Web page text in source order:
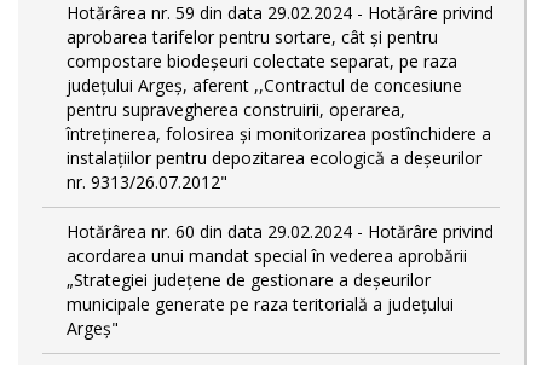
Hotărârea nr. 59 din data 29.02.2024 - Hotărâre privind
aprobarea tarifelor pentru sortare, cât și pentru
compostare biodeșeuri colectate separat, pe raza
județului Argeș, aferent ,,Contractul de concesiune
pentru supravegherea construirii, operarea,
întreținerea, folosirea și monitorizarea postînchidere a
instalațiilor pentru depozitarea ecologică a deșeurilor
nr. 9313/26.07.2012"
Hotărârea nr. 60 din data 29.02.2024 - Hotărâre privind
acordarea unui mandat special în vederea aprobării
„Strategiei județene de gestionare a deșeurilor
municipale generate pe raza teritorială a județului
Argeș"